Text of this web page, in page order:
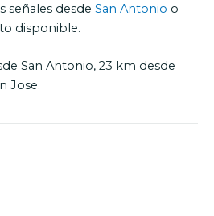
señales desde San Antonio o
disponible.
San Antonio, 23 km desde
Jose.